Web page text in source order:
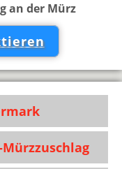
an der Mürz